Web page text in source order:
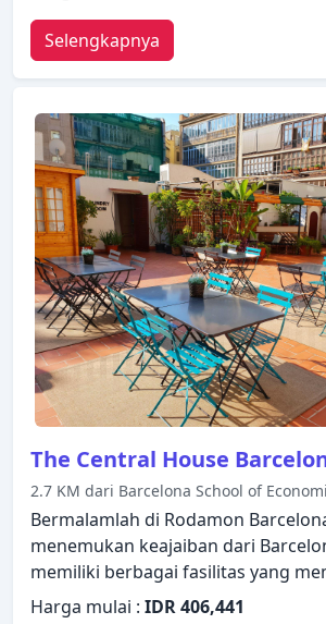
yang dirancang untuk memberikan
dan kemudahan kepada para tamu.
yang diperlukan, termasuk WiFi
kamar, layanan kebersihan harian,
layanan taksi, layanan tiket telah
layar datar, ruang keluarga
- WiFi, akses internet WiFi (gratis),
whirlpool dapat ditemukan di
Akses ke ruangan yoga, ruang
akan meningkatkan kepuasan
Casa Gracia Barcelona Hostel
sangat baik untuk menjelajahi
untuk sekadar bersantai dan
Selengkapnya
The Central House
2.7 KM dari Barcelona School of
Bermalamlah di Rodamon
menemukan keajaiban dari
memiliki berbagai fasilitas yang
pengalaman menginap Anda
Harga mulai : IDR 406,441